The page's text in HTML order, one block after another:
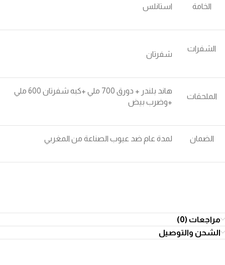
الخامة استانلس
الشفرات
شفرتان
الملحقات
هاند بلندر + دورق 700 ملي +كبه شفرتان 600 ملي
+وضرب بيض
الضمان لمدة عام ضد عيوب الصناعة من المغربي
مراجعات (0)
الشحن والتوصيل